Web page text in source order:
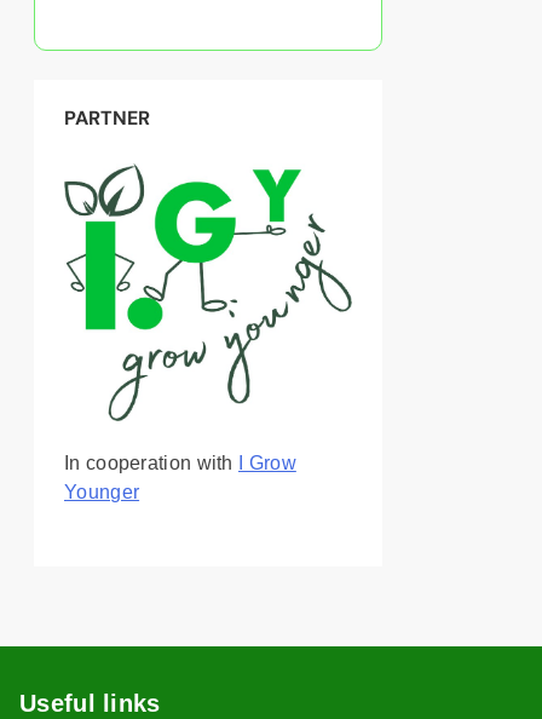
PARTNER
In cooperation with
I Grow
Younger
Useful links